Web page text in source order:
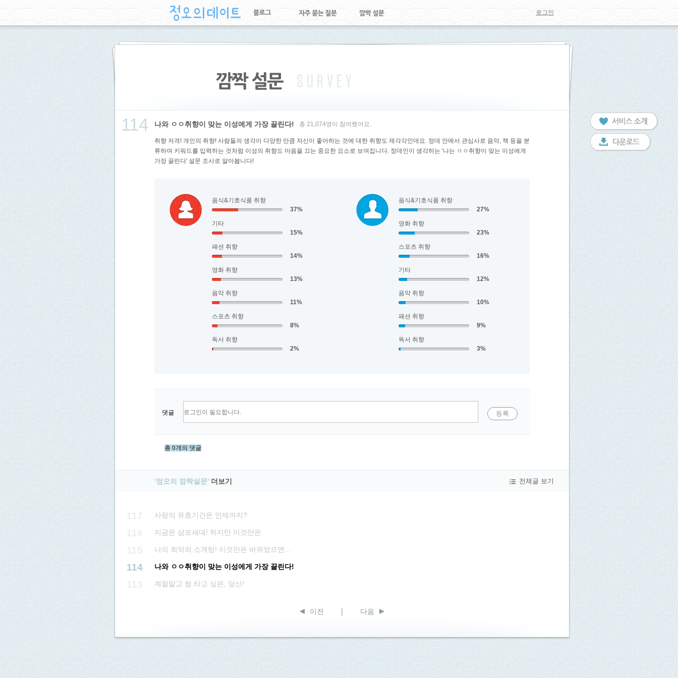
로그인
114 나와 ㅇㅇ취향이 맞는 이성에게 가장 끌린다! 총 21,074명이 참여했어요.
취향 저격! 개인의 취향! 사람들의 생각이 다양한 만큼 자신이 좋아하는 것에 대한 취향도 제각각인데요. 정데 안에서 관심사로 음악, 책 등을 분
류하여 키워드를 입력하는 것처럼 이성의 취향도 마음을 끄는 중요한 요소로 보여집니다. 정데인이 생각하는 '나는 ㅇㅇ취향이 맞는 이성에게
가장 끌린다' 설문 조사로 알아봅니다!
음식&기호식품 취향
37%
기타
15%
패션 취향
14%
영화 취향
13%
음악 취향
11%
스포츠 취향
8%
독서 취향
2%
음식&기호식품 취향
27%
영화 취향
23%
스포츠 취향
16%
기타
12%
음악 취향
10%
패션 취향
9%
독서 취향
3%
댓글 등록
총 0개의 댓글
'정오의 깜짝설문' 더보기 전체글 보기
사랑의 유효기간은 언제까지?
지금은 삼포세대! 하지만 이것만은..
나의 최악의 소개팅! 이것만은 바뀌었으면...
114 나와 ㅇㅇ취향이 맞는 이성에게 가장 끌린다!
계절말고 썸 타고 싶은, 당신!
이전 다음